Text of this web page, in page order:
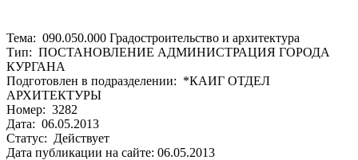
Тема: 090.050.000 Градостроительство и архитектура
Тип: ПОСТАНОВЛЕНИЕ АДМИНИСТРАЦИЯ ГОРОДА
КУРГАНА
Подготовлен в подразделении: *КАИГ ОТДЕЛ
АРХИТЕКТУРЫ
Номер: 3282
Дата: 06.05.2013
Статус: Действует
Дата публикации на сайте: 06.05.2013